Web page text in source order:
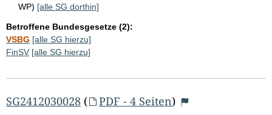
WP) [alle SG dorthin]
Betroffene Bundesgesetze (2):
VSBG [alle SG hierzu]
FinSV [alle SG hierzu]
SG2412030028 ( PDF - 4 Seiten)